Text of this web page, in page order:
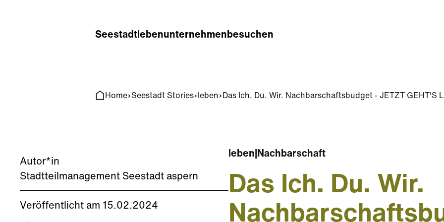
Seestadtlebenunternehmenbesuchen
Home Seestadt Stories leben Das Ich. Du. Wir. Nachbarschaftsbudget - JETZT GEHT'S
Autor*in
Stadtteilmanagement Seestadt aspern
Veröffentlicht am 15.02.2024
leben Nachbarschaft
Das Ich. Du. Wir.